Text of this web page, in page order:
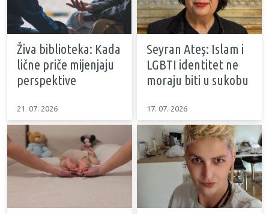
Živa biblioteka: Kada
lične priče mijenjaju
perspektive
21. 07. 2026
Seyran Ateş: Islam i
LGBTI identitet ne
moraju biti u sukobu
17. 07. 2026